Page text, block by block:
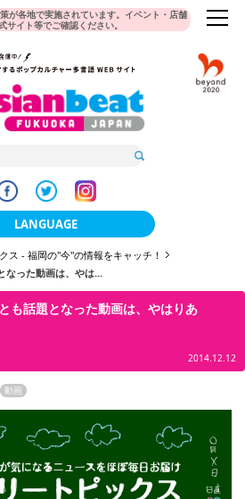
が各地で実施されています。イベント・店舗
サイト等でご確認ください。
LANGUAGE
日本語
한국어
ภาษาไทย
tiéng Viêt
ス - 福岡の"今"の情報をキャッチ！
なった動画は、やは...
も話題となった動画は、やはりあ
2014.12.12
動画